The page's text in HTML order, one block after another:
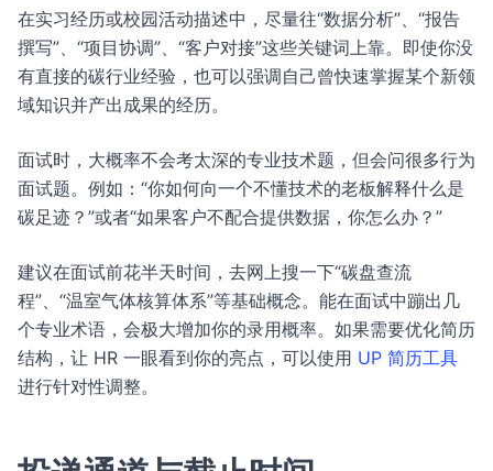
在实习经历或校园活动描述中，尽量往“数据分析”、“报告
撰写”、“项目协调”、“客户对接”这些关键词上靠。即使你没
有直接的碳行业经验，也可以强调自己曾快速掌握某个新领
域知识并产出成果的经历。
面试时，大概率不会考太深的专业技术题，但会问很多行为
面试题。例如：“你如何向一个不懂技术的老板解释什么是
碳足迹？”或者“如果客户不配合提供数据，你怎么办？”
建议在面试前花半天时间，去网上搜一下“碳盘查流
程”、“温室气体核算体系”等基础概念。能在面试中蹦出几
个专业术语，会极大增加你的录用概率。如果需要优化简历
结构，让 HR 一眼看到你的亮点，可以使用 UP 简历工具
进行针对性调整。